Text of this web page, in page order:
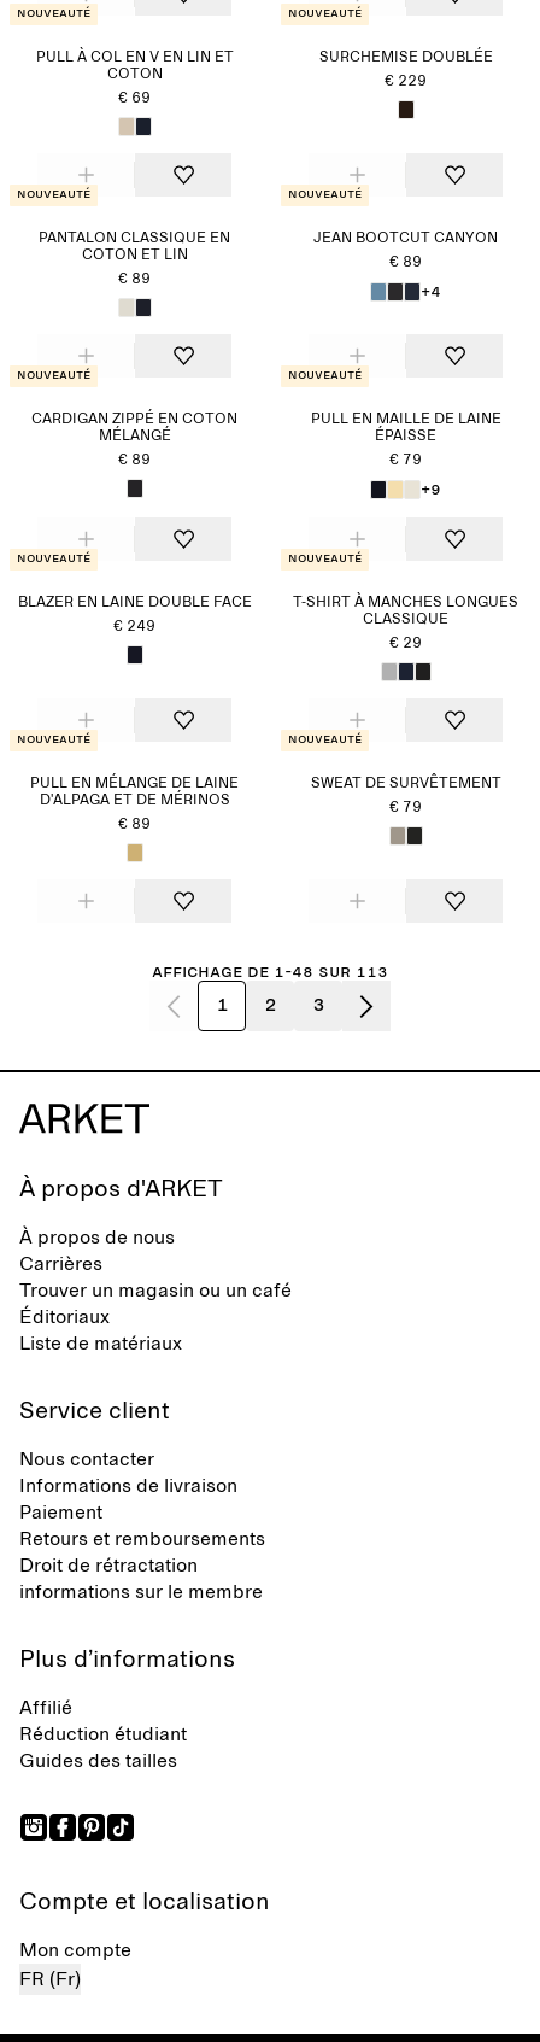
Nouveauté
PULL À COL EN V EN LIN ET
COTON
€ 69
Nouveauté
SURCHEMISE DOUBLÉE
€ 229
Nouveauté
PANTALON CLASSIQUE EN
COTON ET LIN
€ 89
Nouveauté
JEAN BOOTCUT CANYON
€ 89
+4
Nouveauté
CARDIGAN ZIPPÉ EN COTON
MÉLANGÉ
€ 89
Nouveauté
PULL EN MAILLE DE LAINE
ÉPAISSE
€ 79
+9
Nouveauté
BLAZER EN LAINE DOUBLE FACE
€ 249
Nouveauté
T-SHIRT À MANCHES LONGUES
CLASSIQUE
€ 29
Nouveauté
PULL EN MÉLANGE DE LAINE
D'ALPAGA ET DE MÉRINOS
€ 89
Nouveauté
SWEAT DE SURVÊTEMENT
€ 79
Affichage de 1-48 sur 113
1 2 3
À propos d'ARKET
À propos de nous
Carrières
Trouver un magasin ou un café
Éditoriaux
Liste de matériaux
Service client
Nous contacter
Informations de livraison
Paiement
Retours et remboursements
Droit de rétractation
informations sur le membre
Plus d’informations
Affilié
Réduction étudiant
Guides des tailles
Compte et localisation
Mon compte
FR (Fr)